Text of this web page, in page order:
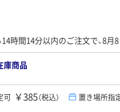
14時間14分以内のご注文で、8月8
庫商品
可 ￥385（税込） 置き場所指